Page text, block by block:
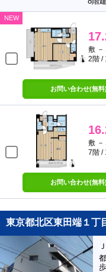
NEW
敷 －
2階 /
お問い合わせ(無料)
敷 －
7階 /
お問い合わせ(無料)
東京都北区東田端１丁